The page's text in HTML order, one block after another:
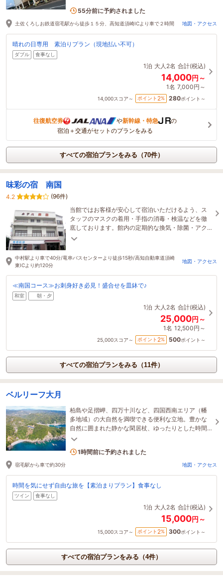
55分前に予約されました
土佐くろしお鉄道宿毛駅から徒歩１５分、高知道須崎ICより車で２時間 地図・アクセス
晴れの日専用 素泊りプラン（現地払い不可）
ダブル 食事なし
1泊 大人2名 合計(税込)
14,000円～
1名 7,000円～
14,000スコア～ ポイント 2% 280ポイント～
往復航空券 や新幹線・特急
の
宿泊＋交通がセットのプランをみる
すべての宿泊プランをみる（70件）
味彩の宿 南国
4.2
(96件)
当館ではお客様が安心して宿泊いただけるよう、ス
タッフのマスクの着用・手指の消毒・検温などを徹
底しております。館内の定期的な換気・除菌・アク
リル板の設置など感染対策に努めております！
中村駅より車で40分/竜串バスセンターより徒歩15秒/高知自動車道須崎
東ICより約120分
地図・アクセス
≪南国コース≫お刺身好き必見！盛合せを皿鉢で♪
和室 朝・夕
1泊 大人2名 合計(税込)
25,000円～
1名 12,500円～
25,000スコア～ ポイント 2% 500ポイント～
すべての宿泊プランをみる（11件）
ベルリーフ大月
柏島や足摺岬、四万十川など、四国西南エリア（幡
多地域）の大自然を満喫できる便利な立地。豊かな
自然に囲まれた静かな閑居杖、ゆったりとした時間
をお過ごしください。
1時間前に予約されました
宿毛駅から車で約30分 地図・アクセス
時間を気にせず自由な旅を【素泊まりプラン】食事なし
ツイン 食事なし
1泊 大人2名 合計(税込)
15,000円～
15,000スコア～ ポイント 2% 300ポイント～
すべての宿泊プランをみる（4件）